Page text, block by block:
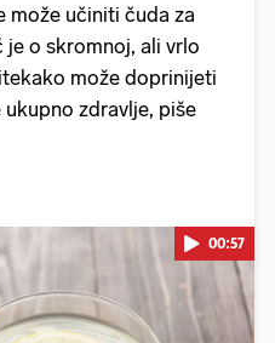
može učiniti čuda za
je o skromnoj, ali vrlo
može doprinijeti
zdravlje, piše
00:57